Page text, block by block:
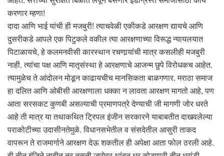
करणार म्हणा!
दादा आणि भाई यांची ही मजबुरी! त्याचवेळी एकीकडे आरक्षण द्यायचे आणि
दुसरीकडे आपले एक पिटुकले वकील त्या आरक्षणाच्या विरूद्ध न्यायलयात
पिटाळायचे, हे कलमनवीसी कारस्थान रचणार्‍यांची मात्र कसलीही मजबुरी
नाही. त्यांचा पक्ष आणि मातृसंस्था हे आरक्षणाचे आजन्म छुपे विरोधकच आहेत.
त्यामुळेच ते आंदोलन मोडून काढायचीच मानसिकता बाळगणार. मराठा समाज
हा दलित आणि ओबीसी आरक्षणाला धक्का न लावता आरक्षण मागतो आहे, पण
आता सरसकट कुणबी असल्याची प्रमाणपत्रे देण्याची जी मागणी जोर धरते
आहे ती मात्र या तथाकथित ट्रिपल इंजीन सरकारने याबाबतीत दाखवलेल्या
पराकोटीच्या उदासीनतेमुळे. विधानसभेतील व संसदेतील आसुरी ताकद
वापरून ते राजमार्गाने आरक्षण देऊ शकतील ही अपेक्षा आता फोल ठरली आहे.